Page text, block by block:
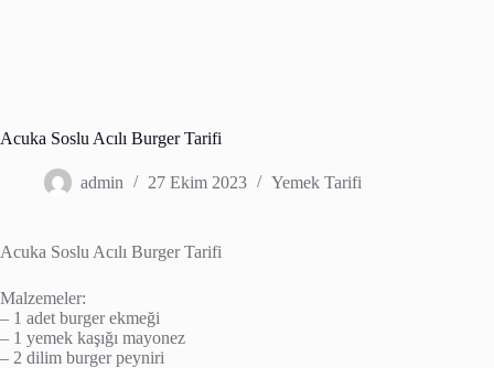
Acuka Soslu Acılı Burger Tarifi
admin 27 Ekim 2023 Yemek Tarifi
Acuka Soslu Acılı Burger Tarifi
Malzemeler:
– 1 adet burger ekmeği
– 1 yemek kaşığı mayonez
– 2 dilim burger peyniri